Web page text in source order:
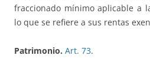
fraccionado mínimo aplicable a
lo que se refiere a sus rentas
Patrimonio. Art. 73.